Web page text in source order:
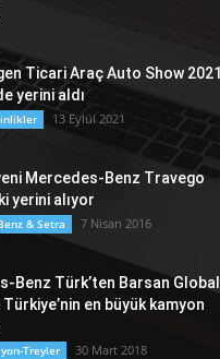
Ticari Araç Auto Show 2021
yerini aldı
13 Eylül 2021
Mercedes-Benz Travego
yerini alıyor
& Setra 7 Nisan 2016
Benz Türk’ten Barsan Global
Türkiye’nin en büyük kamyon
Treyler 30 Mart 2018